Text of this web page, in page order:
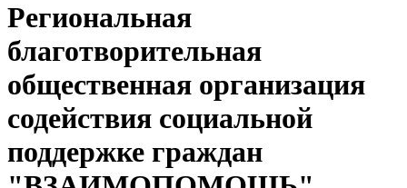
Региональная
благотворительная
общественная организация
содействия социальной
поддержке граждан